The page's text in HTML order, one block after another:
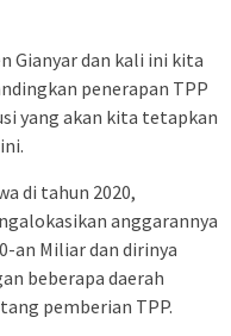
Gianyar dan kali ini kita
penerapan TPP
yang akan kita tetapkan
di tahun 2020,
anggarannya
an Miliar dan dirinya
beberapa daerah
pemberian TPP.